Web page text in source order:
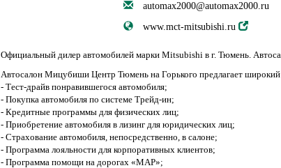
automax2000@automax2000.ru
www.mct-mitsubishi.ru
Официальный дилер автомобилей марки Mitsubishi в г. Тюмень.
Автосалон Мицубиши Центр Тюмень на Горького предлагает широкий
- Тест-драйв понравившегося автомобиля;
- Покупка автомобиля по системе Трейд-ин;
- Кредитные программы для физических лиц;
- Приобретение автомобиля в лизинг для юридических лиц;
- Страхование автомобиля, непосредственно, в салоне;
- Программа лояльности для корпоративных клиентов;
- Программа помощи на дорогах «MAP»;